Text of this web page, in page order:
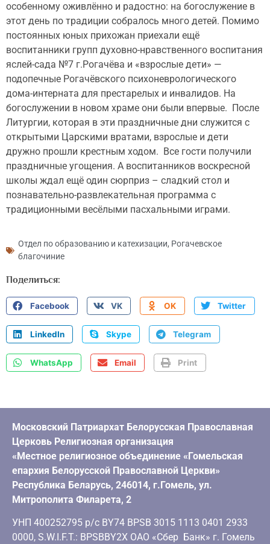
особенному оживлённо и радостно: на богослужение в
этот день по традиции собралось много детей. Помимо
постоянных юных прихожан приехали ещё
воспитанники групп духовно-нравственного воспитания
яслей-сада №7 г.Рогачёва и «взрослые дети» —
подопечные Рогачёвского психоневрологического
дома-интерната для престарелых и инвалидов. На
богослужении в новом храме они были впервые. После
Литургии, которая в эти праздничные дни служится с
открытыми Царскими вратами, взрослые и дети
дружно прошли крестным ходом. Все гости получили
праздничные угощения. А воспитанников воскресной
школы ждал ещё один сюрприз – сладкий стол и
познавательно-развлекательная программа с
традиционными весёлыми пасхальными играми.
Отдел по образованию и катехизации, Рогачевское
благочиние
Поделиться:
Facebook VK OK Twitter
LinkedIn Skype Telegram
WhatsApp Email Print
Московский Патриархат Белорусская Православная
Церковь Религиозная организация
«Местное религиозное объединение «Гомельская
епархия Белорусской Православной Церкви»
Республика Беларусь, 246014, г.Гомель, ул.
Митрополита Филарета, 2
УНП 400252795 р/с BY74 BPSB 3015 1113 0401 2933
0000, S.W.I.F.T.: BPSBBY2X ОАО «Сбер Банк» г. Гомель